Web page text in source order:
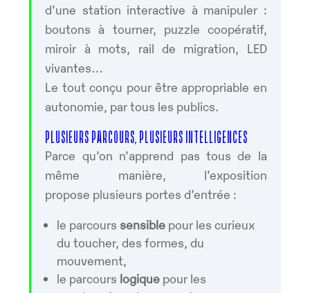
d’une station interactive à manipuler :
boutons à tourner, puzzle coopératif,
miroir à mots, rail de migration, LED
vivantes…
Le tout conçu pour être appropriable en
autonomie, par tous les publics.
PLUSIEURS PARCOURS, PLUSIEURS INTELLIGENCES
Parce qu’on n’apprend pas tous de la
même manière, l’exposition
propose plusieurs portes d’entrée :
le parcours sensible pour les curieux
du toucher, des formes, du
mouvement,
le parcours logique pour les